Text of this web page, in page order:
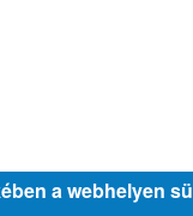
a webhelyen